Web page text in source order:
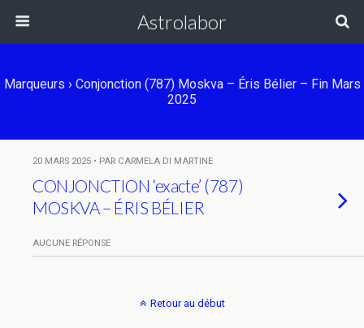
Astrolabor
Marqueurs › Conjonction (787) Moskva – Éris Bélier – Fin Mars
2025
20 MARS 2025 • PAR CARMELA DI MARTINE
CONJONCTION ‘exacte’ (787)
MOSKVA – ÉRIS BÉLIER
AUCUNE RÉPONSE
Retour au début